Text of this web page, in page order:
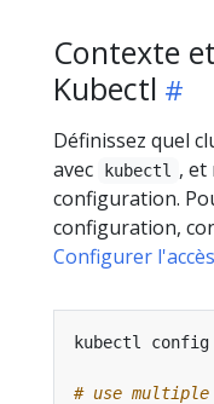
Contexte
Kubectl
Définissez quel
avec
kubectl
, et
configuration.
configuration,
Configurer
kubectl config
# use multiple